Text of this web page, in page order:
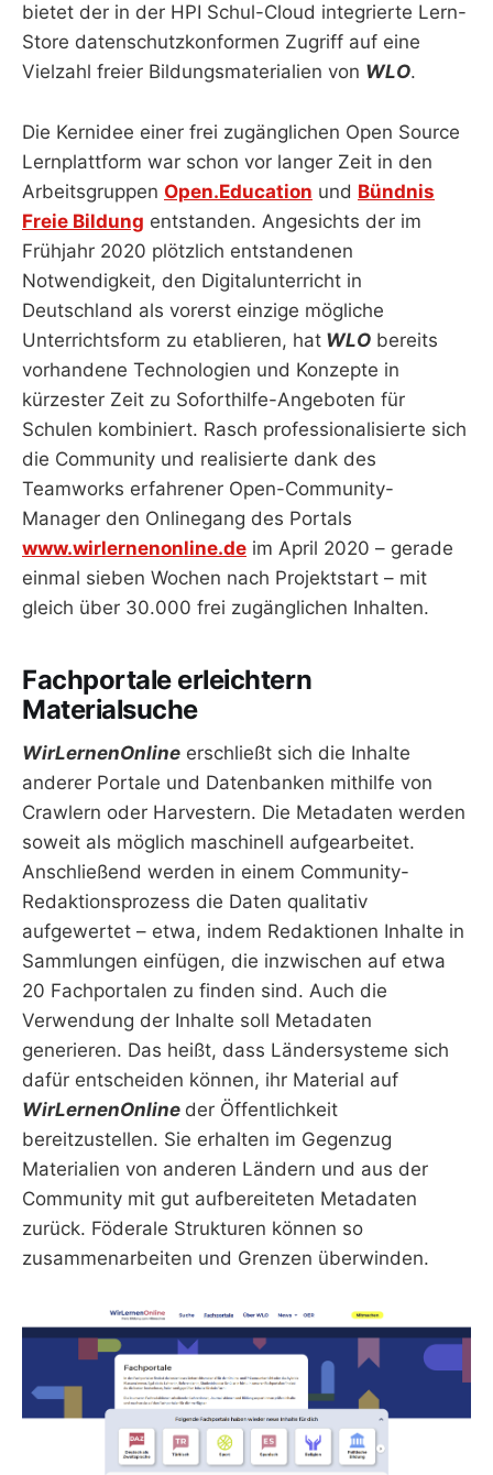
bietet der in der HPI Schul-Cloud integrierte Lern-
Store datenschutzkonformen Zugriff auf eine
Vielzahl freier Bildungsmaterialien von WLO.
Die Kernidee einer frei zugänglichen Open Source
Lernplattform war schon vor langer Zeit in den
Arbeitsgruppen Open.Education und Bündnis
Freie Bildung entstanden. Angesichts der im
Frühjahr 2020 plötzlich entstandenen
Notwendigkeit, den Digitalunterricht in
Deutschland als vorerst einzige mögliche
Unterrichtsform zu etablieren, hat WLO bereits
vorhandene Technologien und Konzepte in
kürzester Zeit zu Soforthilfe-Angeboten für
Schulen kombiniert. Rasch professionalisierte sich
die Community und realisierte dank des
Teamworks erfahrener Open-Community-
Manager den Onlinegang des Portals
www.wirlernenonline.de im April 2020 – gerade
einmal sieben Wochen nach Projektstart – mit
gleich über 30.000 frei zugänglichen Inhalten.
Fachportale erleichtern
Materialsuche
WirLernenOnline erschließt sich die Inhalte
anderer Portale und Datenbanken mithilfe von
Crawlern oder Harvestern. Die Metadaten werden
soweit als möglich maschinell aufgearbeitet.
Anschließend werden in einem Community-
Redaktionsprozess die Daten qualitativ
aufgewertet – etwa, indem Redaktionen Inhalte in
Sammlungen einfügen, die inzwischen auf etwa
20 Fachportalen zu finden sind. Auch die
Verwendung der Inhalte soll Metadaten
generieren. Das heißt, dass Ländersysteme sich
dafür entscheiden können, ihr Material auf
WirLernenOnline der Öffentlichkeit
bereitzustellen. Sie erhalten im Gegenzug
Materialien von anderen Ländern und aus der
Community mit gut aufbereiteten Metadaten
zurück. Föderale Strukturen können so
zusammenarbeiten und Grenzen überwinden.